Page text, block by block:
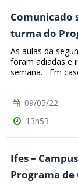
Comunicado
turma do
As aulas da
foram adiadas e
semana. Em
09/05/22
13h53
Ifes –
Programa de